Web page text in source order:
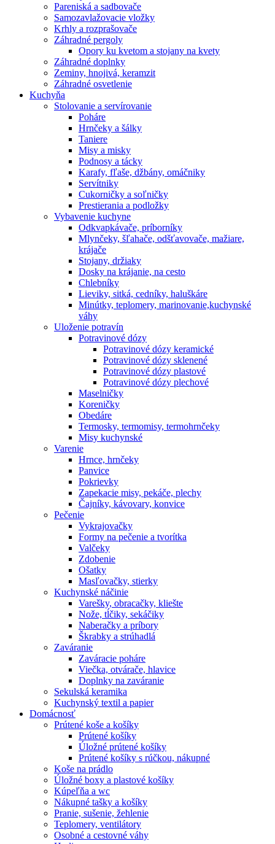
Pareniská a sadbovače
Samozavlažovacie vložky
Krhly a rozprašovače
Záhradné pergoly
Opory ku kvetom a stojany na kvety
Záhradné doplnky
Zeminy, hnojivá, keramzit
Záhradné osvetlenie
Kuchyňa
Stolovanie a servírovanie
Poháre
Hrnčeky a šálky
Taniere
Misy a misky
Podnosy a tácky
Karafy, fľaše, džbány, omáčniky
Servítniky
Cukorničky a soľničky
Prestierania a podložky
Vybavenie kuchyne
Odkvapkávače, príborníky
Mlynčeky, šľahače, odšťavovače, mažiare,
krájače
Stojany, držiaky
Dosky na krájanie, na cesto
Chlebníky
Lieviky, sitká, cedníky, haluškáre
Minútky, teplomery, marinovanie,kuchynské
váhy
Uloženie potravín
Potravinové dózy
Potravinové dózy keramické
Potravinové dózy sklenené
Potravinové dózy plastové
Potravinové dózy plechové
Maselničky
Koreničky
Obedáre
Termosky, termomisy, termohrnčeky
Misy kuchynské
Varenie
Hrnce, hrnčeky
Panvice
Pokrievky
Zapekacie misy, pekáče, plechy
Čajníky, kávovary, konvice
Pečenie
Vykrajovačky
Formy na pečenie a tvorítka
Valčeky
Zdobenie
Ošatky
Masľovačky, stierky
Kuchynské náčinie
Varešky, obracačky, kliešte
Nože, tĺčiky, sekáčiky
Naberačky a príbory
Škrabky a strúhadlá
Zaváranie
Zaváracie poháre
Viečka, otvárače, hlavice
Doplnky na zaváranie
Sekulská keramika
Kuchynský textil a papier
Domácnosť
Prútené koše a košíky
Prútené košíky
Úložné prútené košíky
Prútené košíky s rúčkou, nákupné
Koše na prádlo
Úložné boxy a plastové košíky
Kúpeľňa a wc
Nákupné tašky a košíky
Pranie, sušenie, žehlenie
Teplomery, ventilátory
Osobné a cestovné váhy